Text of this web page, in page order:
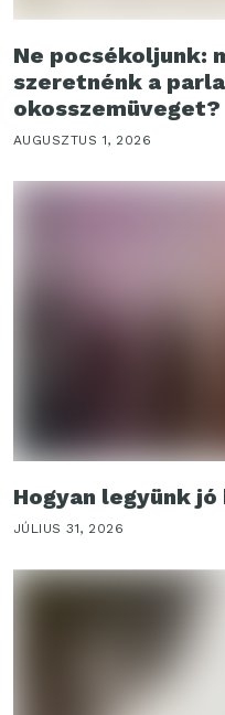
Ne pocsékoljunk:
szeretnénk a
okosszemüveget?
AUGUSZTUS 1, 2026
Hogyan legyünk
JÚLIUS 31, 2026